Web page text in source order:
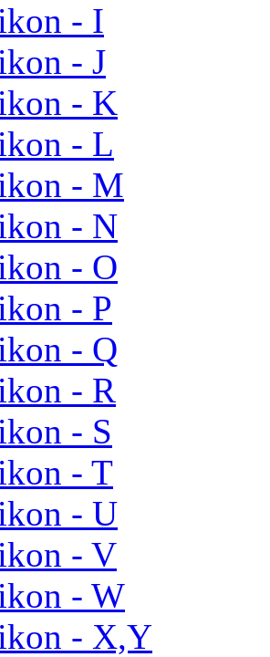
- I
- J
- K
- L
- M
- N
- O
- P
- Q
- R
- S
- T
- U
- V
- W
- X,Y